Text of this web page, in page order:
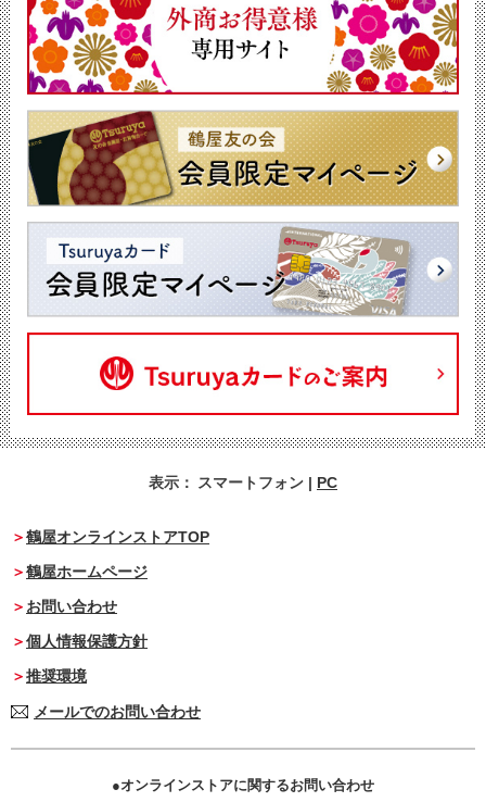
表示： スマートフォン | PC
鶴屋オンラインストアTOP
鶴屋ホームページ
お問い合わせ
個人情報保護方針
推奨環境
メールでのお問い合わせ
オンラインストアに関するお問い合わせ